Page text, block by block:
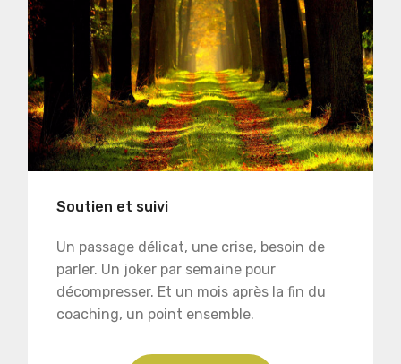
Soutien et suivi
Un passage délicat, une crise, besoin de
parler. Un joker par semaine pour
décompresser. Et un mois après la fin du
coaching, un point ensemble.